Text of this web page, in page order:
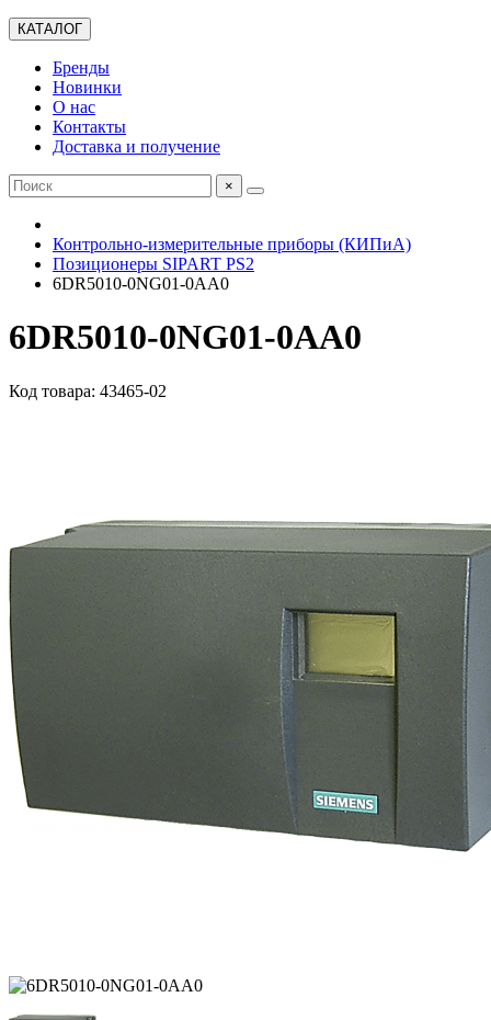
КАТАЛОГ
Бренды
Новинки
О нас
Контакты
Доставка и получение
×
Контрольно-измерительные приборы (КИПиА)
Позиционеры SIPART PS2
6DR5010-0NG01-0AA0
6DR5010-0NG01-0AA0
Код товара: 43465-02